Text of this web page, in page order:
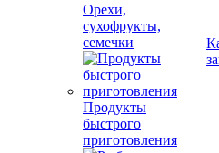
Орехи,
сухофрукты,
семечки
Продукты
быстрого
приготовления